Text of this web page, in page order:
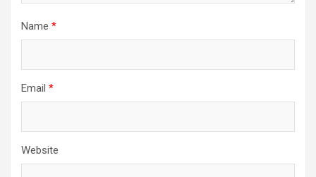
Name *
Email *
Website